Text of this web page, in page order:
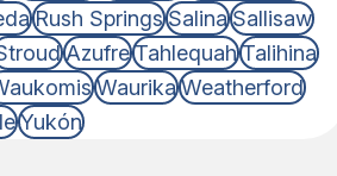
Rush SpringsSalinaSallisaw
AzufreTahlequahTalihina
WaurikaWeatherford
Yukón